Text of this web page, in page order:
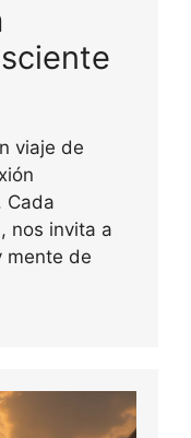
viaje de
Cada
nos invita a
mente de